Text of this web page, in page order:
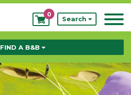
My
Bookings
0
Search
FIND A B&B